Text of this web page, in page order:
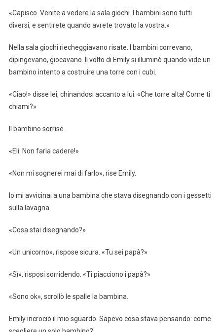
«Capisco. Venite a vedere la sala giochi. I bambini sono tutti
diversi, e sentirete quando avrete trovato la vostra.»
Nella sala giochi riecheggiavano risate. I bambini correvano,
dipingevano, giocavano. Il volto di Emily si illuminò quando vide un
bambino intento a costruire una torre con i cubi.
«Ciao!» disse lei, chinandosi accanto a lui. «Che torre alta! Come ti
chiami?»
Il bambino sorrise.
«Eli. Non farla cadere!»
«Non mi sognerei mai di farlo», rise Emily.
Io mi avvicinai a una bambina che stava disegnando con i gessetti
sulla lavagna.
«Cosa stai disegnando?»
«Un unicorno», rispose sicura. «Tu sei papà?»
«Sì», risposi sorridendo. «Ti piacciono i papà?»
«Sono ok», scrollò le spalle la bambina.
Emily incrociò il mio sguardo. Sapevo cosa stava pensando: come